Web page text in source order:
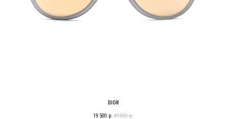
DIOR
19 500 р. 39 000 р.